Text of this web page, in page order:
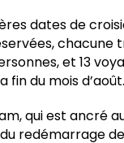
dates de
chacune
et 13
fin du mois d’août.
qui est ancré
redémarrage